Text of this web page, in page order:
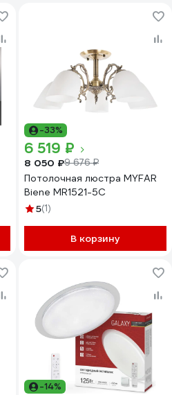
-33%
6 519 ₽
8 050 ₽9 676 ₽
Потолочная люстра MYFAR
Biene MR1521-5C
5(1)
В корзину
-14%